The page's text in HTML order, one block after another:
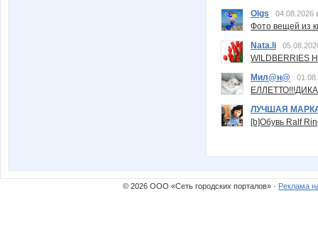
Olgs
04.08.2026
Фото вещей из
Nata.li
Мил@н@
ЛУЧШАЯ
[b]Обувь Ralf
© 2026 ООО «Сеть городских порталов» · Реклама